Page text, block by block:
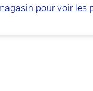
pour voir les